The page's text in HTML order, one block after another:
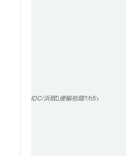
IDC/浜戣绠楄祫璐?/h5>